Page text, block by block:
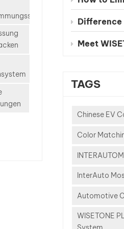
Difference
Meet WISETONE PLUS at INA
TAGS
Chinese EV
Color
InterAuto
Automotive
WISETONE
und